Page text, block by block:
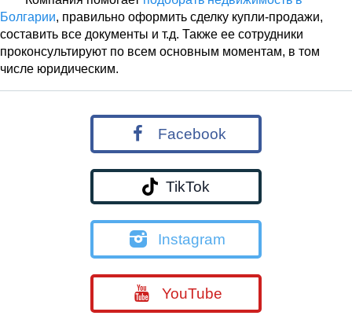
Болгарии, правильно оформить сделку купли-продажи,
составить все документы и т.д. Также ее сотрудники
проконсультируют по всем основным моментам, в том
числе юридическим.
Facebook
TikTok
Instagram
YouTube